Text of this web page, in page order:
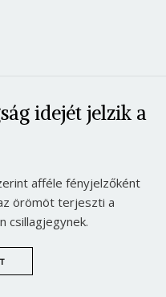
idejét jelzik a
afféle fényjelzőként
örömöt terjeszti a
csillagjegynek.